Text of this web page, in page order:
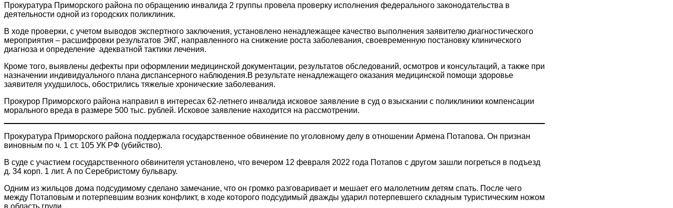
Прокуратура Приморского района по обращению инвалида 2 группы провела проверку исполнения федерального законодательства в
деятельности одной из городских поликлиник.
В ходе проверки, с учетом выводов экспертного заключения, установлено ненадлежащее качество выполнения заявителю диагностического
мероприятия – расшифровки результатов ЭКГ, направленного на снижение роста заболевания, своевременную постановку клинического
диагноза и определение адекватной тактики лечения.
Кроме того, выявлены дефекты при оформлении медицинской документации, результатов обследований, осмотров и консультаций, а также при
назначении индивидуального плана диспансерного наблюдения.В результате ненадлежащего оказания медицинской помощи здоровье
заявителя ухудшилось, обострились тяжелые хронические заболевания.
Прокурор Приморского района направил в интересах 62-летнего инвалида исковое заявление в суд о взыскании с поликлиники компенсации
морального вреда в размере 500 тыс. рублей. Исковое заявление находится на рассмотрении.
Прокуратура Приморского района поддержала государственное обвинение по уголовному делу в отношении Армена Потапова. Он признан
виновным по ч. 1 ст. 105 УК РФ (убийство).
В суде с участием государственного обвинителя установлено, что вечером 12 февраля 2022 года Потапов с другом зашли погреться в подъезд
д. 34 корп. 1 лит. А по Серебристому бульвару.
Одним из жильцов дома подсудимому сделано замечание, что он громко разговаривает и мешает его малолетним детям спать. После чего
между Потаповым и потерпевшим возник конфликт, в ходе которого подсудимый дважды ударил потерпевшего складным туристическим ножом
в область груди.